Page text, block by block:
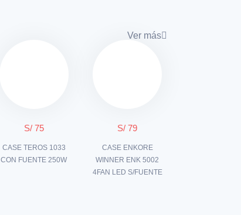
Ver más
S/ 75
CASE TEROS 1033
CON FUENTE 250W
S/ 79
CASE ENKORE
WINNER ENK 5002
4FAN LED S/FUENTE